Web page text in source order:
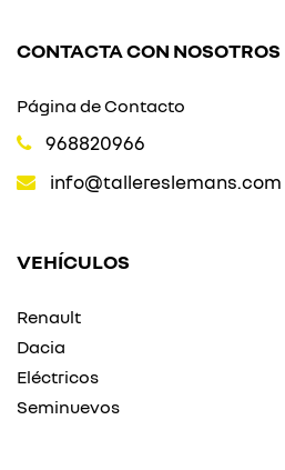
CONTACTA CON NOSOTROS
Página de Contacto
968820966
info@tallereslemans.com
VEHÍCULOS
Renault
Dacia
Eléctricos
Seminuevos